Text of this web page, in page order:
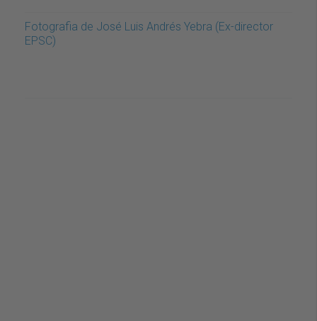
Fotografia de José Luis Andrés Yebra (Ex-director
EPSC)